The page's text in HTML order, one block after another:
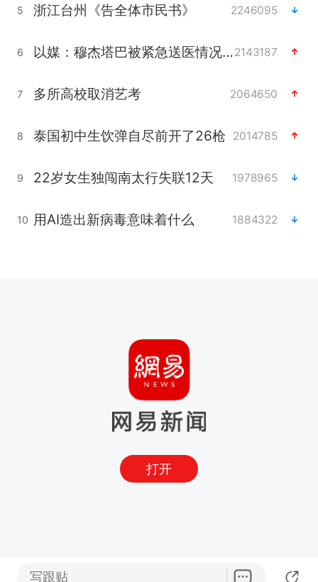
5 浙江台州《告全体市民书》 2246095
6 以媒：穆杰塔巴被紧急送医情况危急2143187
7 多所高校取消艺考 2064650
8 泰国初中生饮弹自尽前开了26枪 2014785
9 22岁女生独闯南太行失联12天 1978965
10 用AI造出新病毒意味着什么 1884322
打开
写跟贴